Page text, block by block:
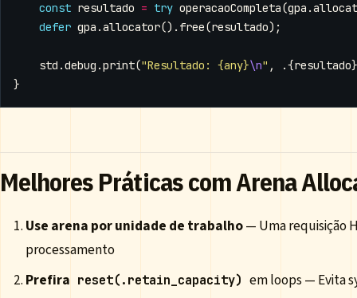
const resultado = try operacaoCompleta(gpa .
defer gpa .allocator(). free(resultado);
std .debug .print("Resultado: {any}\n" , .{resultado
}
Melhores Práticas com Arena
Use arena por unidade de trabalho— Uma requisição
processamento
Prefira reset(.retain_capacity) em loops — Evita